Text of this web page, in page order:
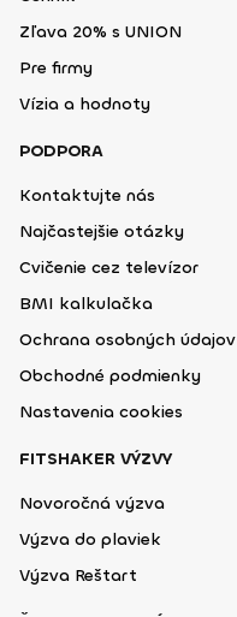
Zľava 20% s UNION
Pre firmy
Vízia a hodnoty
PODPORA
Kontaktujte nás
Najčastejšie otázky
Cvičenie cez televízor
BMI kalkulačka
Ochrana osobných údajov
Obchodné podmienky
Nastavenia cookies
FITSHAKER VÝZVY
Novoročná výzva
Výzva do plaviek
Výzva Reštart